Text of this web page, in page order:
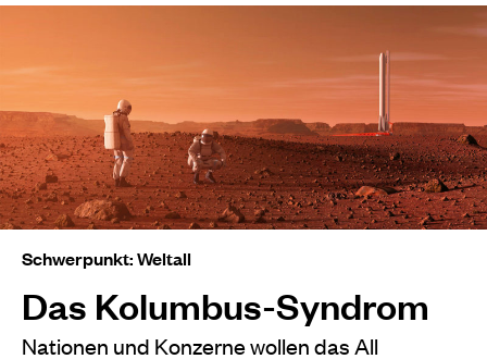
Schwerpunkt: Weltall
Das Kolumbus-Syndrom
Nationen und Konzerne wollen das All